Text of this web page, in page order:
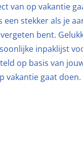
van op vakantie
een stekker als je
bent.
inpaklijst
op basis van
vakantie gaat doen.